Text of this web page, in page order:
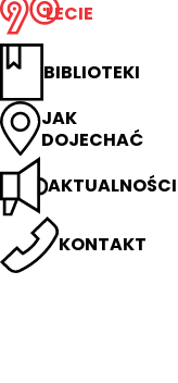
LECIE
BIBLIOTEKI
JAK
DOJECHAĆ
AKTUALNOŚCI
KONTAKT